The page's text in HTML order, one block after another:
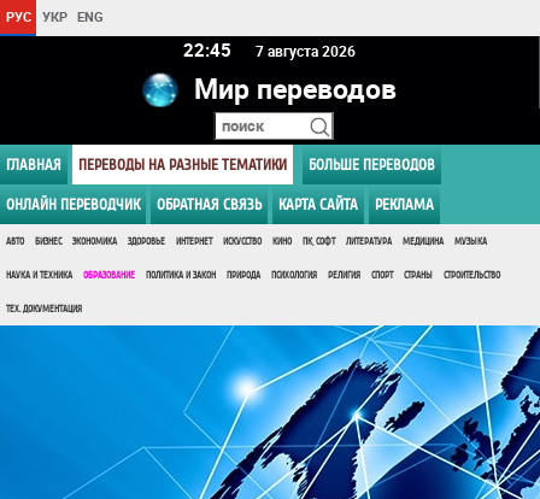
РУС УКР ENG
22 45 7 августа 2026
Мир переводов
ГЛАВНАЯ ПЕРЕВОДЫ НА РАЗНЫЕ ТЕМАТИКИ БОЛЬШЕ ПЕРЕВОДОВ
ОНЛАЙН ПЕРЕВОДЧИК ОБРАТНАЯ СВЯЗЬ КАРТА САЙТА РЕКЛАМА
АВТО БИЗНЕС ЭКОНОМИКА ЗДОРОВЬЕ ИНТЕРНЕТ ИСКУССТВО КИНО ПК, СОФТ ЛИТЕРАТУРА МЕДИЦИНА МУЗЫКА
НАУКА И ТЕХНИКА ОБРАЗОВАНИЕ ПОЛИТИКА И ЗАКОН ПРИРОДА ПСИХОЛОГИЯ РЕЛИГИЯ СПОРТ СТРАНЫ СТРОИТЕЛЬСТВО
ТЕХ. ДОКУМЕНТАЦИЯ